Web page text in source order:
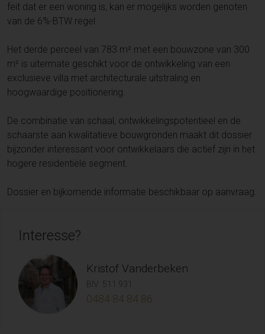
feit dat er een woning is, kan er mogelijks worden genoten
van de 6%-BTW regel.
Het derde perceel van 783 m² met een bouwzone van 300
m² is uitermate geschikt voor de ontwikkeling van een
exclusieve villa met architecturale uitstraling en
hoogwaardige positionering.
De combinatie van schaal, ontwikkelingspotentieel en de
schaarste aan kwalitatieve bouwgronden maakt dit dossier
bijzonder interessant voor ontwikkelaars die actief zijn in het
hogere residentiële segment.
Dossier en bijkomende informatie beschikbaar op aanvraag.
Interesse?
Kristof Vanderbeken
BIV: 511.931
0484 84 84 86